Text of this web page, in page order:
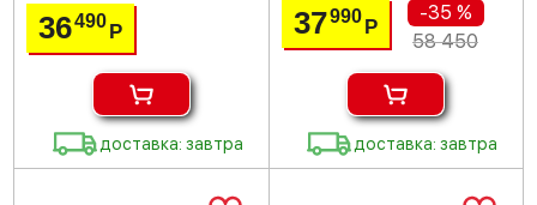
36490Р
доставка: завтра
37990 Р
-35 %
58 450
доставка: завтра